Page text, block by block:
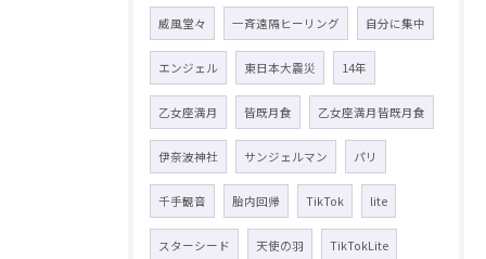
威風堂々 一斉遠隔ヒーリング 自分に集中
エンジェル 東日本大震災 14年
乙女座満月 皆既月食 乙女座満月皆既月食
伊奈波神社 サンジェルマン パリ
千手観音 胎内回帰 TikTok lite
スターシード 天使の羽 TikTokLite